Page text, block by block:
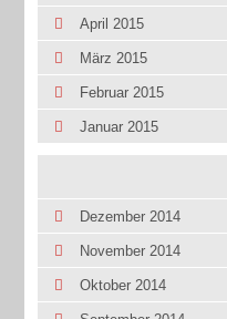
April 2015
März 2015
Februar 2015
Januar 2015
Dezember 2014
November 2014
Oktober 2014